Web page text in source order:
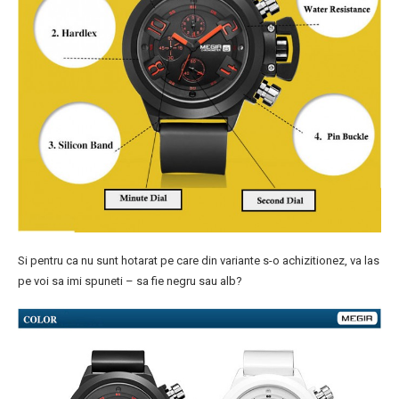
Si pentru ca nu sunt hotarat pe care din variante s-o achizitionez, va las
pe voi sa imi spuneti – sa fie negru sau alb?